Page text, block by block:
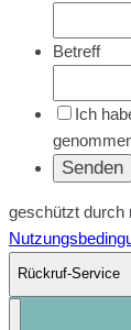
Betreff
Ich
geschützt durch
Rückruf-Service